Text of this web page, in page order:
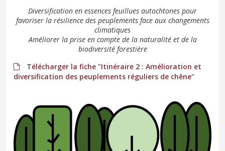
Diversification en essences feuillues autochtones pour
favoriser la résilience des peuplements face aux changements
climatiques
Améliorer la prise en compte de la naturalité et de la
biodiversité forestière
Télécharger la fiche "Itinéraire 2 : Amélioration et
diversification des peuplements réguliers de chêne"